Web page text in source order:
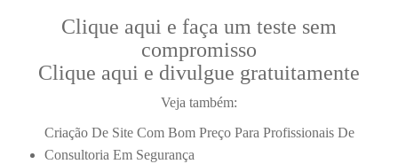
Clique aqui e faça um teste sem
compromisso
Clique aqui e divulgue gratuitamente
Veja também:
Criação De Site Com Bom Preço Para Profissionais De
Consultoria Em Segurança